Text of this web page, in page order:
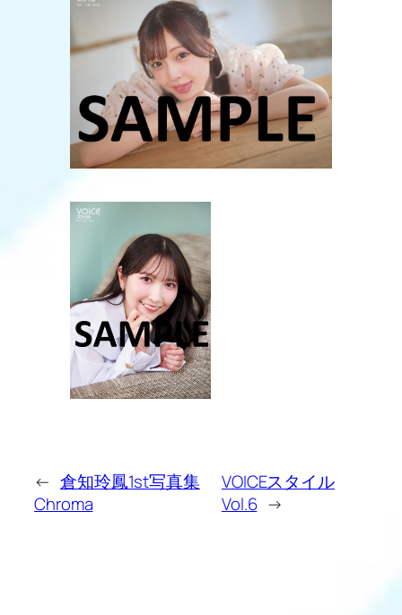
← 倉知玲鳳1st写真集
Chroma
VOICEスタイル
Vol.6 →